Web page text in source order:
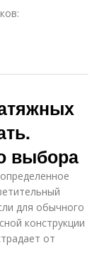
выбора
для обычного
конструкции
от